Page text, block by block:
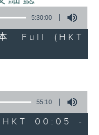
5:30:00
Full (HKT
55:10
00:05 -